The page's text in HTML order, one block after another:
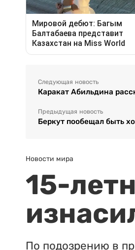
Следующая новость
Каракат Абильдина
Предыдущая новость
Беркут пообещал быть
Новости мира
15-
По подозрению в